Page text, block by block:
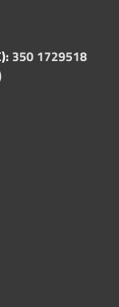
350 1729518